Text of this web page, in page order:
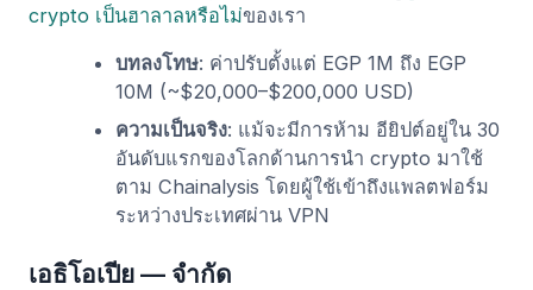
crypto เป็นฮาลาลหรือไม่ของเรา
บทลงโทษ: ค่าปรับตั้งแต่ EGP 1M ถึง EGP
10M (~$20,000–$200,000 USD)
ความเป็นจริง: แม้จะมีการห้าม อียิปต์อยู่ใน 30
อันดับแรกของโลกด้านการนำ crypto มาใช้
ตาม Chainalysis โดยผู้ใช้เข้าถึงแพลตฟอร์ม
ระหว่างประเทศผ่าน VPN
เอธิโอเปีย — จำกัด